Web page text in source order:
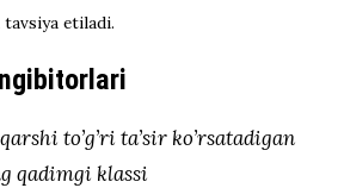
etiladi.
to’g’ri ta’sir ko’rsatadigan
qadimgi klassi